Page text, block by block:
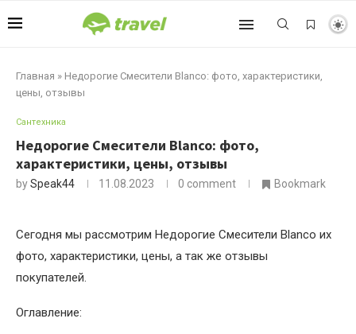
Главная » Недорогие Смесители Blanco: фото, характеристики,
цены, отзывы
Сантехника
Недорогие Смесители Blanco: фото,
характеристики, цены, отзывы
bySpeak44 11.08.2023 0 comment Bookmark
Сегодня мы рассмотрим Недорогие Смесители Blanco их
фото, характеристики, цены, а так же отзывы
покупателей.
Оглавление: